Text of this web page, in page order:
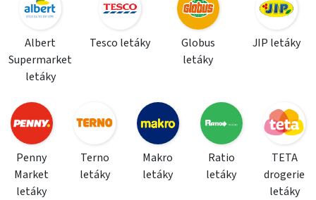
Albert
Supermarket
letáky
Tesco letáky
Globus
letáky
JIP letáky
Penny
Market
letáky
Terno
letáky
Makro
letáky
Ratio
letáky
TETA
drogerie
letáky